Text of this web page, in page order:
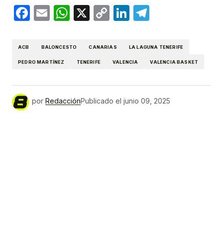
Facebook
EmailWhatsApp
X
CopyLinkedIn
ACB BALONCESTO CANARIAS LA LAGUNA TENERIFE
PEDRO MARTÍNEZ TENERIFE VALENCIA VALENCIA BASKET
por RedacciónPublicado el junio 09, 2025